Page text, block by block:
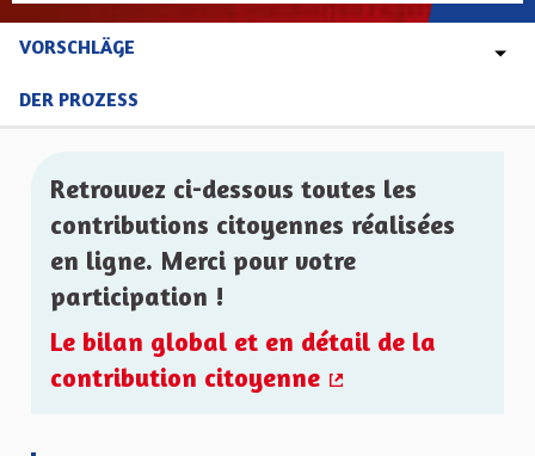
VORSCHLÄGE
DER PROZESS
Retrouvez ci-dessous toutes les
contributions citoyennes réalisées
en ligne. Merci pour votre
participation !
Le bilan global et en détail de la
contribution citoyenne